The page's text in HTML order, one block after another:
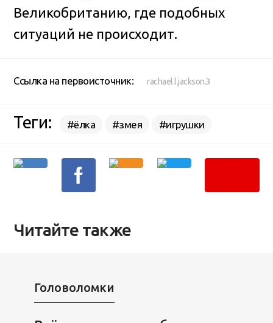
Великобританию, где подобных
ситуаций не происходит.
Ссылка на первоисточник: rachael.l.jackson.3
Теги: #ёлка #змея #игрушки
Читайте также
Головоломки